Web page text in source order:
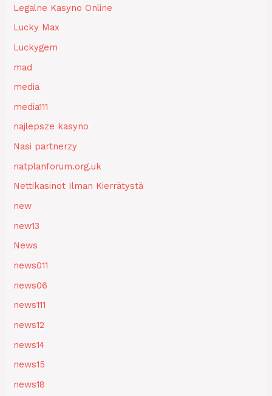
Legalne Kasyno Online
Lucky Max
Luckygem
mad
media
media111
najlepsze kasyno
Nasi partnerzy
natplanforum.org.uk
Nettikasinot Ilman Kierrätystä
new
new13
News
news011
news06
news111
news12
news14
news15
news18